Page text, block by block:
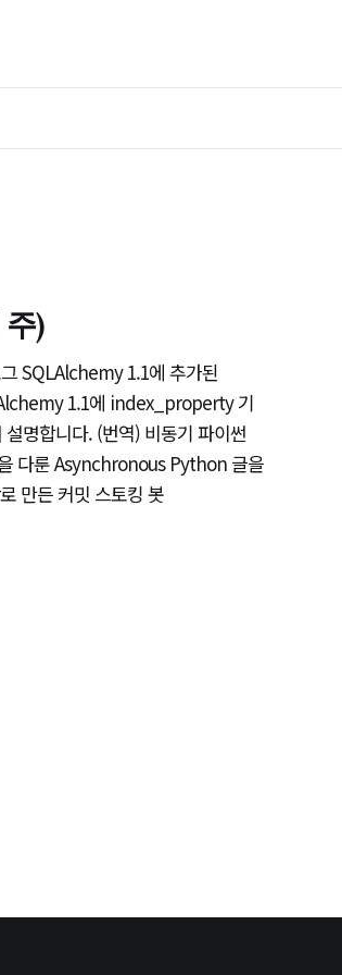
)
SQLAlchemy 1.1에 추가된
1.1에 index_property 기
명합니다. (번역) 비동기 파이썬
다룬 Asynchronous Python 글을
만든 커밋 스토킹 봇